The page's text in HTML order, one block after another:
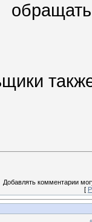
Добавлять комментарии
[